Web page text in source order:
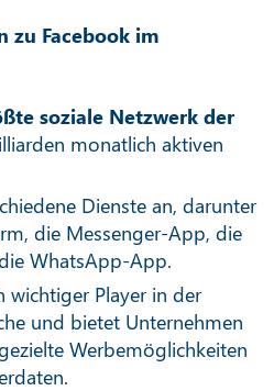
zu Facebook im
soziale Netzwerk der
monatlich aktiven
Dienste an, darunter
die Messenger-App, die
WhatsApp-App.
wichtiger Player in der
und bietet Unternehmen
Werbemöglichkeiten